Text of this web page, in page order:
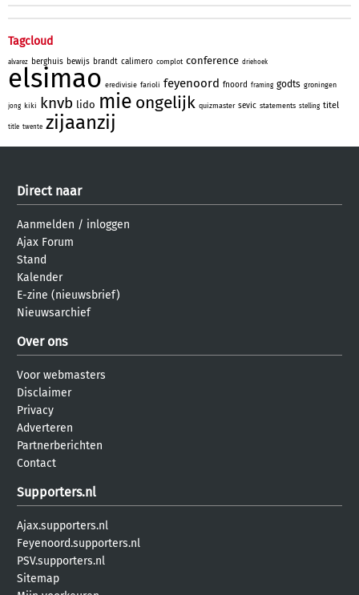
Tagcloud
alvarez berghuis bewijs brandt calimero complot conference driehoek
elsimao eredivisie farioli feyenoord fnoord framing godts groningen
jong kiki knvb lido mie ongelijk quizmaster sevic statements stelling titel
title twente zijaanzij
Direct naar
Aanmelden / inloggen
Ajax Forum
Stand
Kalender
E-zine (nieuwsbrief)
Nieuwsarchief
Over ons
Voor webmasters
Disclaimer
Privacy
Adverteren
Partnerberichten
Contact
Supporters.nl
Ajax.supporters.nl
Feyenoord.supporters.nl
PSV.supporters.nl
Sitemap